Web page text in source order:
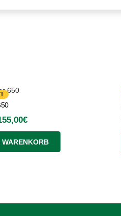
€Aktueller
Preis
ist:
155,00€.
WARENKORB